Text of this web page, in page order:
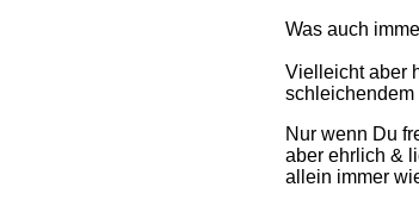
Was auch
Vielleicht aber
Nur wenn Du
aber ehrlich &
allein immer